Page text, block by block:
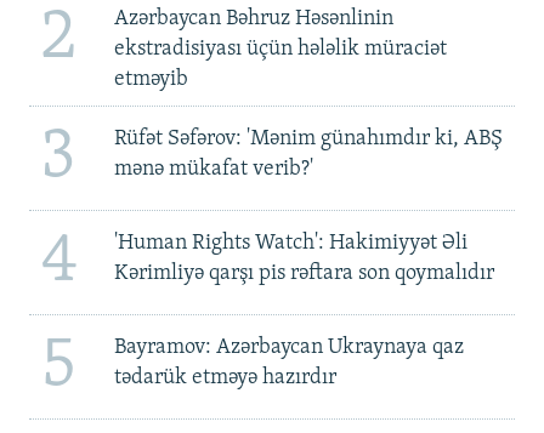
2
Azərbaycan Bəhruz Həsənlinin
ekstradisiyası üçün hələlik müraciət
etməyib
3
Rüfət Səfərov: 'Mənim günahımdır ki, ABŞ
mənə mükafat verib?'
4
'Human Rights Watch': Hakimiyyət Əli
Kərimliyə qarşı pis rəftara son qoymalıdır
5
Bayramov: Azərbaycan Ukraynaya qaz
tədarük etməyə hazırdır